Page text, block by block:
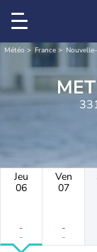
Météo France
Jeu
06
-
-
Ven
07
-
-